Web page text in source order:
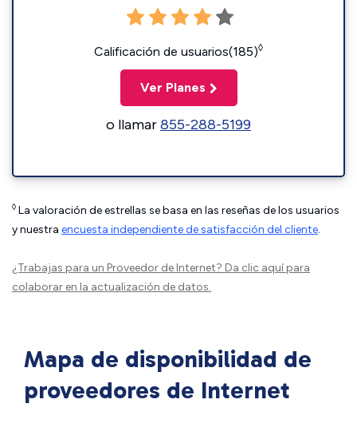
Calificación de usuarios(185)◊
Ver Planes
o llamar855-288-5199
◊ La valoración de estrellas se basa en las reseñas de los usuarios
y nuestra encuesta independiente de satisfacción del cliente.
¿Trabajas para un Proveedor de Internet? Da clic aquípara
colaborar en la actualización de datos.
Mapa de disponibilidad de
proveedores de Internet